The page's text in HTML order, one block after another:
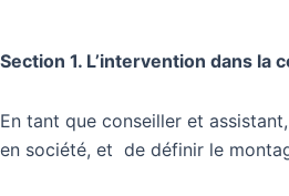
Section 1. L’intervention dans la
En tant que conseiller et
en société, et de définir le